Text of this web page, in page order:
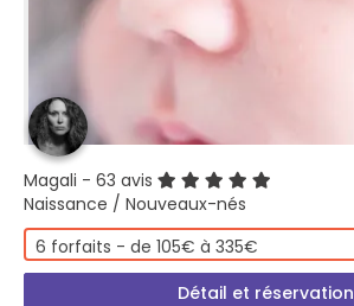
Magali - 63 avis
Naissance / Nouveaux-nés
6 forfaits - de 105€ à 335€
Détail et réservation